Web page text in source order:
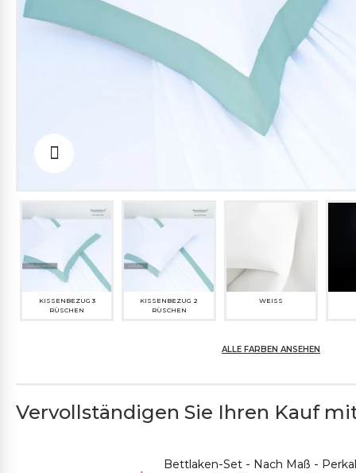
KISSENBEZUG 3
RÜSCHEN
KISSENBEZUG 2
RÜSCHEN
WEISS
ALLE FARBEN ANSEHEN
Vervollständigen Sie Ihren Kauf
Bettlaken-Set - Nach Maß -